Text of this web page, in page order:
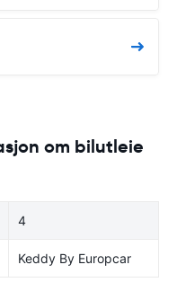
om bilutleie
4
Keddy By Europcar